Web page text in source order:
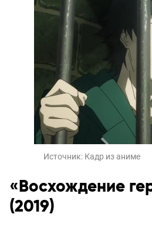
Источник: Кадр из аниме
«Восхождение
(2019)